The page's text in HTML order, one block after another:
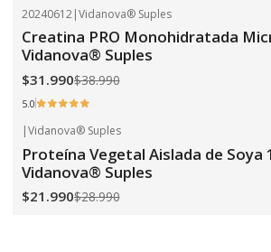
-18% OFF
20240612|Vidanova® Suples
Creatina PRO Monohidratada
Vidanova® Suples
$31.990$38.990
5.0
-24% OFF
|Vidanova® Suples
Proteína Vegetal Aislada de Soya
Vidanova® Suples
$21.990$28.990